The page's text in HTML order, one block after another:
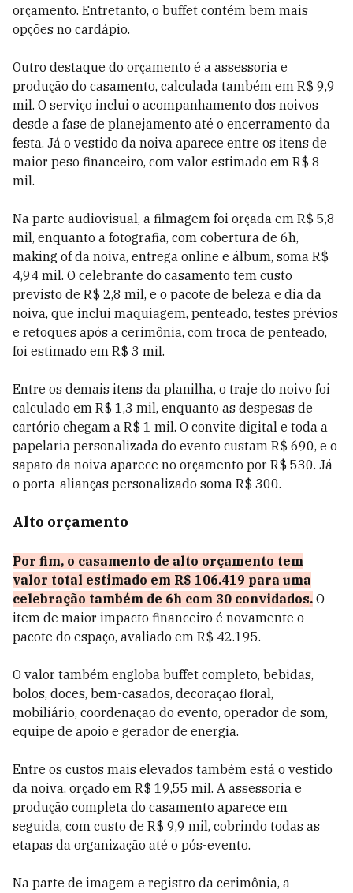
orçamento. Entretanto, o buffet contém bem mais
opções no cardápio.
Outro destaque do orçamento é a assessoria e
produção do casamento, calculada também em R$ 9,9
mil. O serviço inclui o acompanhamento dos noivos
desde a fase de planejamento até o encerramento da
festa. Já o vestido da noiva aparece entre os itens de
maior peso financeiro, com valor estimado em R$ 8
mil.
Na parte audiovisual, a filmagem foi orçada em R$ 5,8
mil, enquanto a fotografia, com cobertura de 6h,
making of da noiva, entrega online e álbum, soma R$
4,94 mil. O celebrante do casamento tem custo
previsto de R$ 2,8 mil, e o pacote de beleza e dia da
noiva, que inclui maquiagem, penteado, testes prévios
e retoques após a cerimônia, com troca de penteado,
foi estimado em R$ 3 mil.
Entre os demais itens da planilha, o traje do noivo foi
calculado em R$ 1,3 mil, enquanto as despesas de
cartório chegam a R$ 1 mil. O convite digital e toda a
papelaria personalizada do evento custam R$ 690, e o
sapato da noiva aparece no orçamento por R$ 530. Já
o porta-alianças personalizado soma R$ 300.
Alto orçamento
Por fim, o casamento de alto orçamento tem
valor total estimado em R$ 106.419 para uma
celebração também de 6h com 30 convidados. O
item de maior impacto financeiro é novamente o
pacote do espaço, avaliado em R$ 42.195.
O valor também engloba buffet completo, bebidas,
bolos, doces, bem-casados, decoração floral,
mobiliário, coordenação do evento, operador de som,
equipe de apoio e gerador de energia.
Entre os custos mais elevados também está o vestido
da noiva, orçado em R$ 19,55 mil. A assessoria e
produção completa do casamento aparece em
seguida, com custo de R$ 9,9 mil, cobrindo todas as
etapas da organização até o pós-evento.
Na parte de imagem e registro da cerimônia, a